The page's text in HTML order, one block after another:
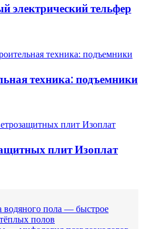
электрический тельфер
техника: подъемники
плит Изоплат